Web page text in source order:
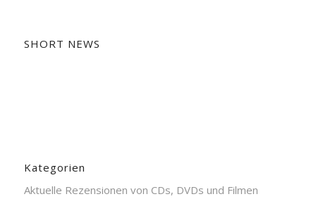
SHORT NEWS
Kategorien
Aktuelle Rezensionen von CDs, DVDs und Filmen